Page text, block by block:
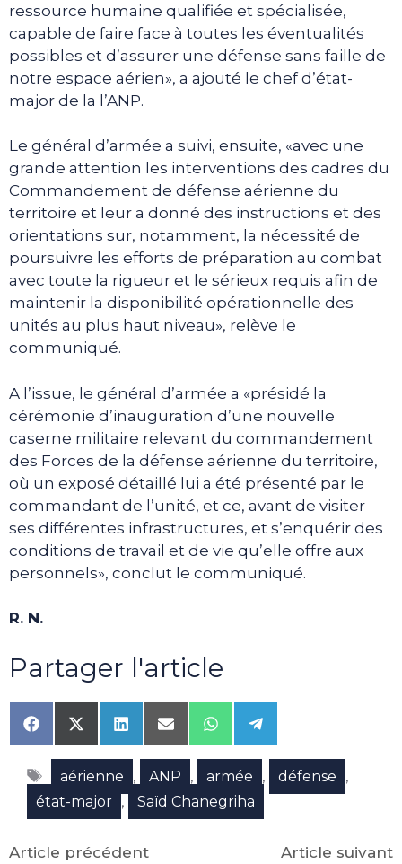
ressource humaine qualifiée et spécialisée,
capable de faire face à toutes les éventualités
possibles et d’assurer une défense sans faille de
notre espace aérien», a ajouté le chef d’état-
major de la l’ANP.
Le général d’armée a suivi, ensuite, «avec une
grande attention les interventions des cadres du
Commandement de défense aérienne du
territoire et leur a donné des instructions et des
orientations sur, notamment, la nécessité de
poursuivre les efforts de préparation au combat
avec toute la rigueur et le sérieux requis afin de
maintenir la disponibilité opérationnelle des
unités au plus haut niveau», relève le
communiqué.
A l’issue, le général d’armée a «présidé la
cérémonie d’inauguration d’une nouvelle
caserne militaire relevant du commandement
des Forces de la défense aérienne du territoire,
où un exposé détaillé lui a été présenté par le
commandant de l’unité, et ce, avant de visiter
ses différentes infrastructures, et s’enquérir des
conditions de travail et de vie qu’elle offre aux
personnels», conclut le communiqué.
R. N.
Partager l'article
Share
on
Facebook
Share
on
X
(Twitter)
Share
on
LinkedIn
Share
on
Email
Share
on
WhatsApp
Share
on
Telegram
Étiquettes
aérienne , ANP , armée , défense ,
état-major , Saïd Chanegriha
Article précédent Article suivant